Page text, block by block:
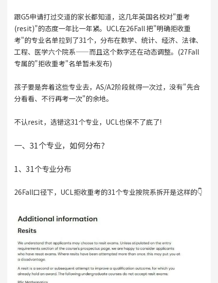
跟G5申请打过交道的家长都知道，这几年英国名校对"重考
(resit)"的态度一年比一年紧。UCL在26Fall 把"明确拒收重
考"的专业名单拉到了31个，分布在数学、统计、经济、法律、
工程、医学六个院系——而且这个数字还在动态调整。(27Fall
专属的"拒收重考"名单暂未发布)
孩子要是奔着这些专业去，AS/A2阶段就得一次过，没有"先合
分看看、不行再考一次"的余地。
不认resit，选错这31个专业，UCL也保不了底了!
一、31个专业，如何分布?
1、31个专业分布
26Fall口径下，UCL拒收重考的31个专业按院系拆开是这样的👇